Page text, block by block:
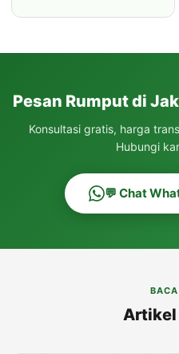
Pesan Rumput di
Konsultasi gratis, harga
Hubungi
💬 Chat
Artikel